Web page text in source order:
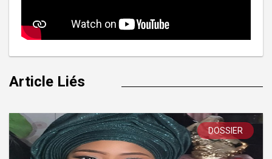
Article Liés
DOSSIER